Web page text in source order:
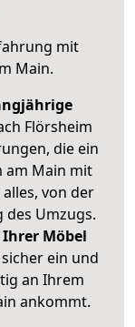
mit
Main.
Flörsheim
die ein
am Main mit
von der
Umzugs.
Möbel
ein und
an Ihrem
ankommt.